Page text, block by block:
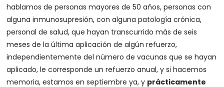
hablamos de personas mayores de 50 años, personas con
alguna inmunosupresión, con alguna patología crónica,
personal de salud, que hayan transcurrido más de seis
meses de la última aplicación de algún refuerzo,
independientemente del número de vacunas que se hayan
aplicado, le corresponde un refuerzo anual, y si hacemos
memoria, estamos en septiembre ya, y prácticamente